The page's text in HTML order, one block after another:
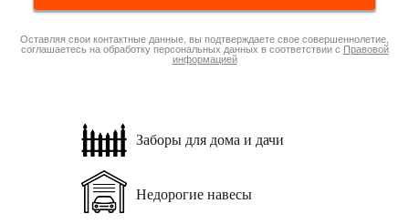
Оставляя свои контактные данные, вы подтверждаете свое совершеннолетие,
соглашаетесь на обработку персональных данных в соответствии с Правовой
информацией
Заборы для дома и дачи
Недорогие навесы